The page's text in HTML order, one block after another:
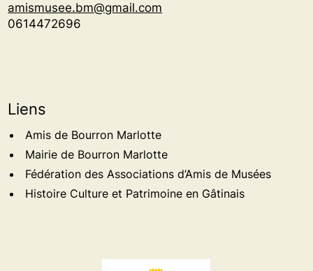
amismusee.bm@gmail.com
0614472696
Liens
Amis de Bourron Marlotte
Mairie de Bourron Marlotte
Fédération des Associations d’Amis de Musées
Histoire Culture et Patrimoine en Gâtinais